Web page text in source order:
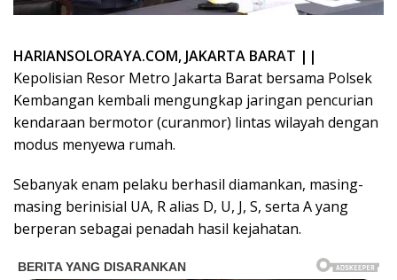
HARIANSOLORAYA.COM, JAKARTA BARAT ||
Kepolisian Resor Metro Jakarta Barat bersama Polsek
Kembangan kembali mengungkap jaringan pencurian
kendaraan bermotor (curanmor) lintas wilayah dengan
modus menyewa rumah.
Sebanyak enam pelaku berhasil diamankan, masing-
masing berinisial UA, R alias D, U, J, S, serta A yang
berperan sebagai penadah hasil kejahatan.